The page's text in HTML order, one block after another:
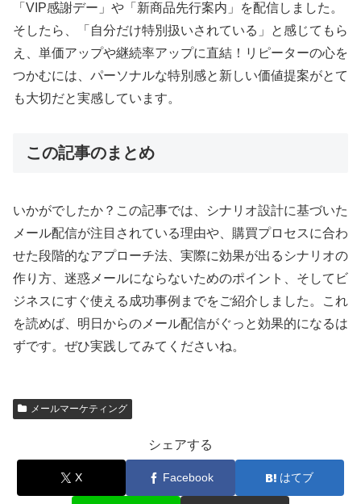
「VIP感謝デー」や「新商品先行案内」を配信しました。
そしたら、「自分だけ特別扱いされている」と感じてもら
え、単価アップや継続率アップに直結！リピーターの心を
つかむには、パーソナルな特別感と新しい価値提案がとて
も大切だと実感しています。
この記事のまとめ
いかがでしたか？この記事では、シナリオ設計に基づいた
メール配信が注目されている理由や、購買プロセスに合わ
せた段階的なアプローチ法、実際に効果が出るシナリオの
作り方、迷惑メールにならないためのポイント、そしてビ
ジネスにすぐ使える成功事例までをご紹介しました。これ
を読めば、明日からのメール配信がぐっと効果的になるは
ずです。ぜひ実践してみてくださいね。
メールマーケティング
シェアする
X Facebook はてブ